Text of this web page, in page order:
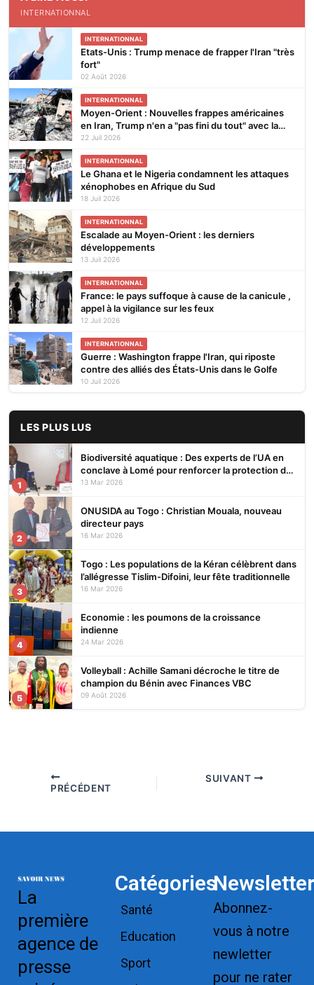
INTERNATIONNAL
INTERNATIONNAL
Etats-Unis : Trump menace de frapper l'Iran "très
fort"
02 Août 2026
INTERNATIONNAL
Moyen-Orient : Nouvelles frappes américaines
en Iran, Trump n'en a "pas fini du tout" avec la
guerre
22 Juil 2026
INTERNATIONNAL
Le Ghana et le Nigeria condamnent les attaques
xénophobes en Afrique du Sud
18 Juil 2026
INTERNATIONNAL
Escalade au Moyen-Orient : les derniers
développements
13 Juil 2026
INTERNATIONNAL
France: le pays suffoque à cause de la canicule ,
appel à la vigilance sur les feux
12 Juil 2026
INTERNATIONNAL
Guerre : Washington frappe l'Iran, qui riposte
contre des alliés des États-Unis dans le Golfe
10 Juil 2026
LES PLUS LUS
1
Biodiversité aquatique : Des experts de l’UA en
conclave à Lomé pour renforcer la protection des
écosystèmes
13 Mar 2026
2
ONUSIDA au Togo : Christian Mouala, nouveau
directeur pays
16 Mar 2026
3
Togo : Les populations de la Kéran célèbrent dans
l’allégresse Tislim-Difoini, leur fête traditionnelle
16 Mar 2026
4
Economie : les poumons de la croissance
indienne
24 Mar 2026
5
Volleyball : Achille Samani décroche le titre de
champion du Bénin avec Finances VBC
09 Août 2026
PRÉCÉDENT
SUIVANT
La
première
agence de
presse
Catégories
Santé
Education
Sport
Newsletter
Abonnez-
vous à notre
newletter
pour ne rater